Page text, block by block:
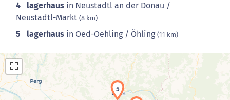
4 lagerhaus in Neustadtl an der Donau /
Neustadtl-Markt (8 km)
5 lagerhaus in Oed-Oehling / Öhling (11 km)
5